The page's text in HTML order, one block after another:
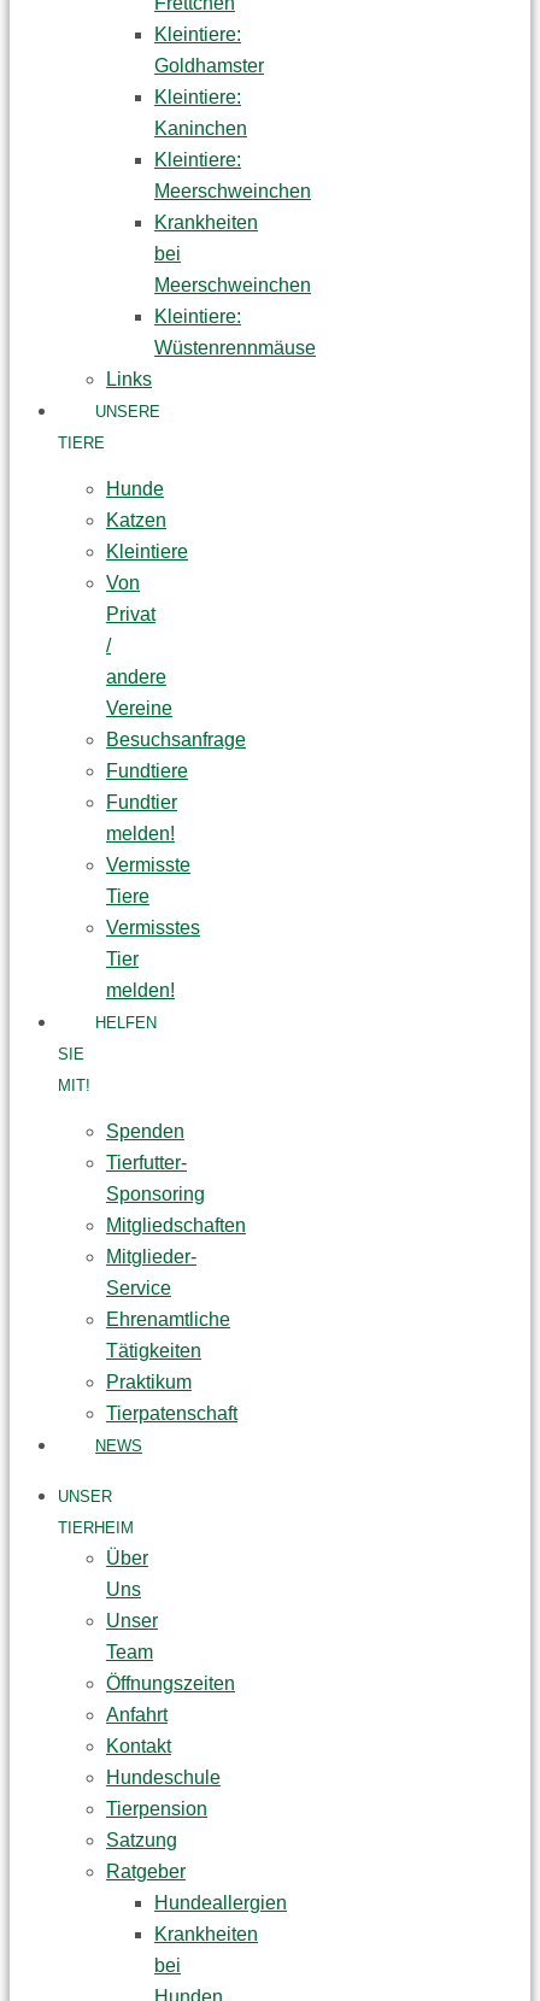
Kleintiere:
Goldhamster
Kleintiere:
Kaninchen
Kleintiere:
Meerschweinchen
Krankheiten
bei
Meerschweinchen
Kleintiere:
Wüstenrennmäuse
Links
UNSERE
TIERE
Hunde
Katzen
Kleintiere
Von
Privat
/
andere
Vereine
Besuchsanfrage
Fundtiere
Fundtier
melden!
Vermisste
Tiere
Vermisstes
Tier
melden!
HELFEN
SIE
MIT!
Spenden
Tierfutter-
Sponsoring
Mitgliedschaften
Mitglieder-
Service
Ehrenamtliche
Tätigkeiten
Praktikum
Tierpatenschaft
NEWS
UNSER
TIERHEIM
Über
Uns
Unser
Team
Öffnungszeiten
Anfahrt
Kontakt
Hundeschule
Tierpension
Satzung
Ratgeber
Hundeallergien
Krankheiten
bei
Hunden